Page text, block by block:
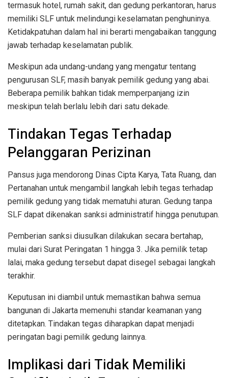
termasuk hotel, rumah sakit, dan gedung perkantoran, harus
memiliki SLF untuk melindungi keselamatan penghuninya.
Ketidakpatuhan dalam hal ini berarti mengabaikan tanggung
jawab terhadap keselamatan publik.
Meskipun ada undang-undang yang mengatur tentang
pengurusan SLF, masih banyak pemilik gedung yang abai.
Beberapa pemilik bahkan tidak memperpanjang izin
meskipun telah berlalu lebih dari satu dekade.
Tindakan Tegas Terhadap
Pelanggaran Perizinan
Pansus juga mendorong Dinas Cipta Karya, Tata Ruang, dan
Pertanahan untuk mengambil langkah lebih tegas terhadap
pemilik gedung yang tidak mematuhi aturan. Gedung tanpa
SLF dapat dikenakan sanksi administratif hingga penutupan.
Pemberian sanksi diusulkan dilakukan secara bertahap,
mulai dari Surat Peringatan 1 hingga 3. Jika pemilik tetap
lalai, maka gedung tersebut dapat disegel sebagai langkah
terakhir.
Keputusan ini diambil untuk memastikan bahwa semua
bangunan di Jakarta memenuhi standar keamanan yang
ditetapkan. Tindakan tegas diharapkan dapat menjadi
peringatan bagi pemilik gedung lainnya.
Implikasi dari Tidak Memiliki